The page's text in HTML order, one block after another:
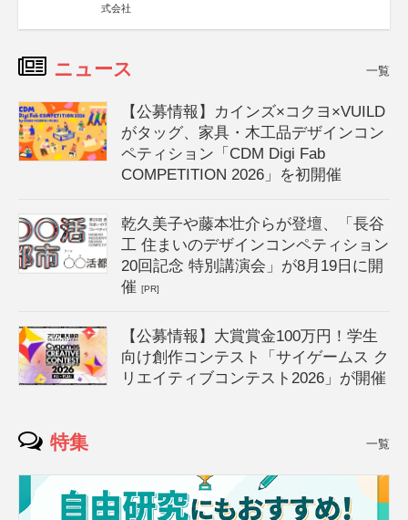
式会社
ニュース 一覧
【公募情報】カインズ×コクヨ×VUILD
がタッグ、家具・木工品デザインコン
ペティション「CDM Digi Fab
COMPETITION 2026」を初開催
乾久美子や藤本壮介らが登壇、「長谷
工 住まいのデザインコンペティション
20回記念 特別講演会」が8月19日に開
催[PR]
【公募情報】大賞賞金100万円！学生
向け創作コンテスト「サイゲームス ク
リエイティブコンテスト2026」が開催
特集 一覧